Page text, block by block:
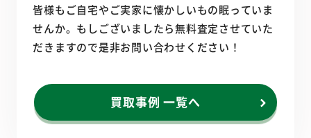
皆様もご自宅やご実家に懐かしいもの眠っていま
せんか。もしございましたら無料査定させていた
だきますので是非お問い合わせください！
買取事例 一覧へ